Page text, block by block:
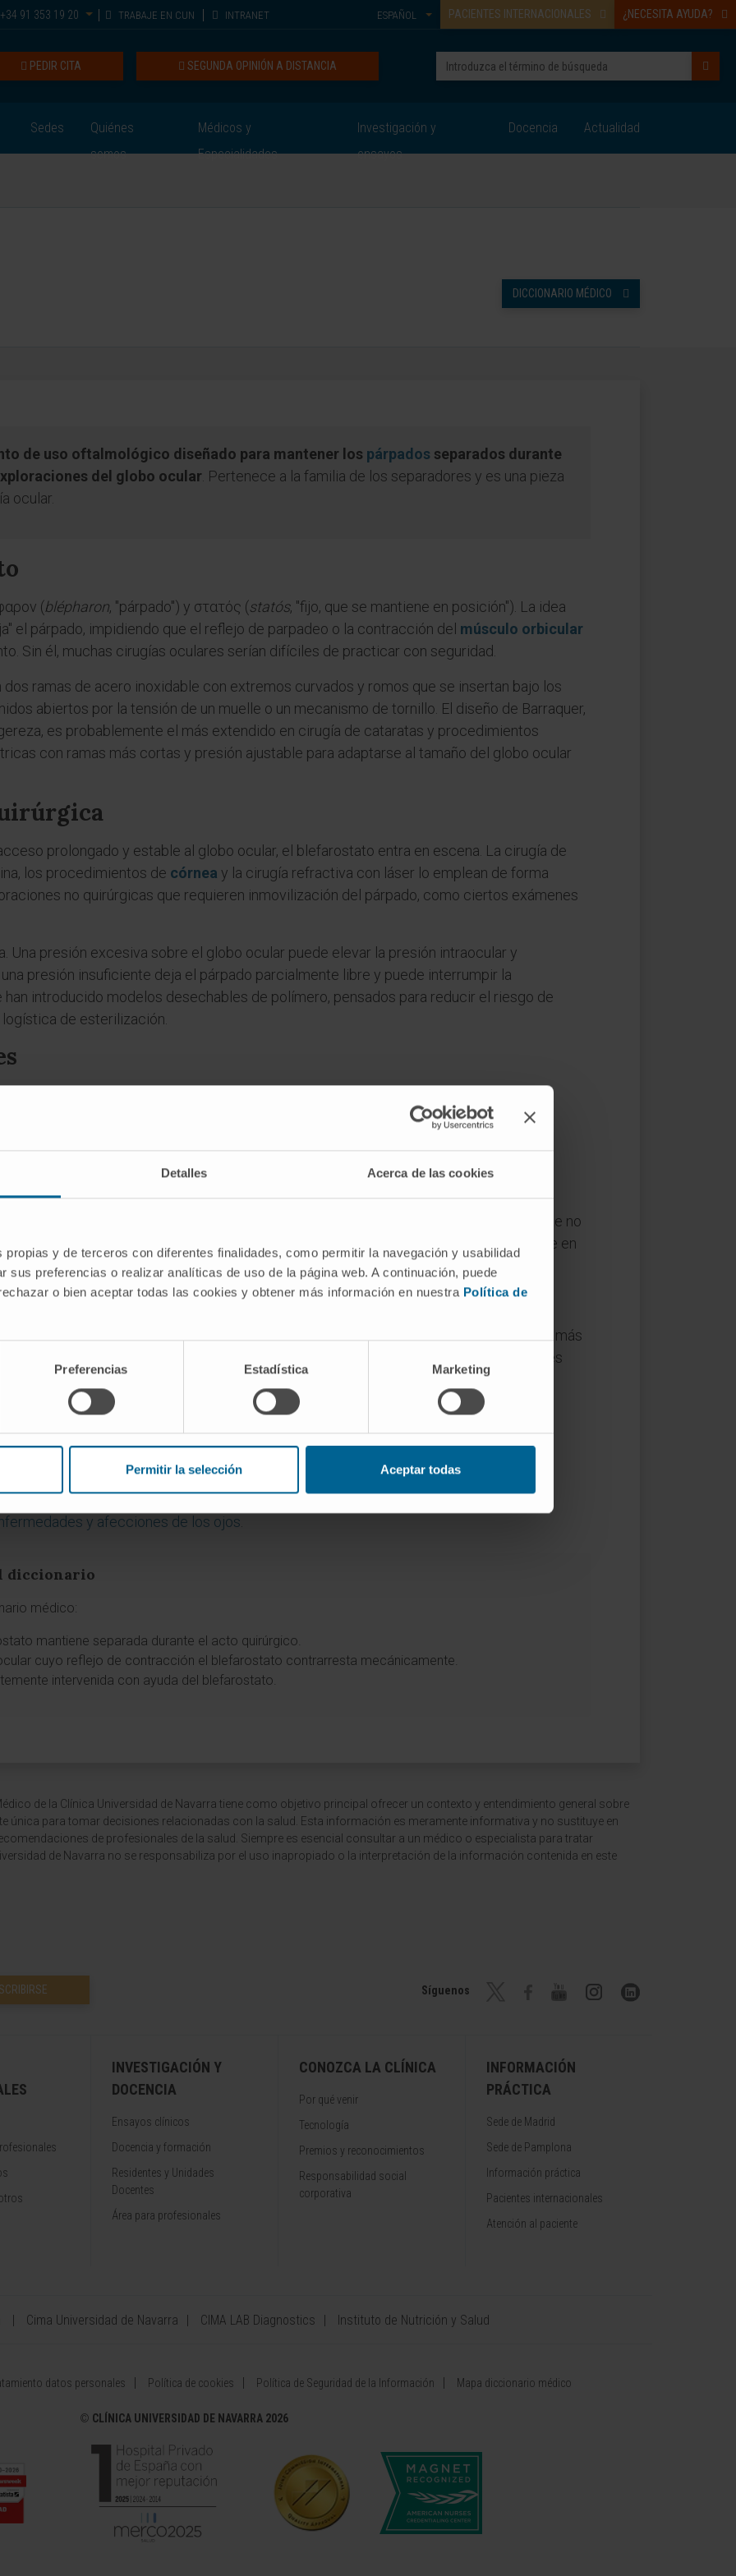
Detalles Acerca de las cookies
propias y de terceros con diferentes finalidades, como permitir la navegación y usabilidad
sus preferencias o realizar analíticas de uso de la página web. A continuación, puede
o bien aceptar todas las cookies y obtener más información en nuestra Política de
Preferencias Estadística Marketing
Permitir la selección Aceptar todas
+34 91 353 19 20 TRABAJE EN CUN INTRANET PACIENTES INTERNACIONALES ¿NECESITA AYUDA?
ESPAÑOL
SEGUNDA OPINIÓN A DISTANCIA
PEDIR CITA
Sedes
Quiénes
somos
Médicos y
Especialidades
Investigación y
ensayos
Docencia Actualidad
DICCIONARIO MÉDICO
de uso oftalmológico diseñado para mantener los párpados separados durante
del globo ocular . Pertenece a la familia de los separadores y es una pieza
ocular.
(blépharon, "párpado") y στατός (statós, "fijo, que se mantiene en posición"). La idea
el párpado, impidiendo que el reflejo de parpadeo o la contracción del músculo orbicular
Sin él, muchas cirugías oculares serían difíciles de practicar con seguridad.
ramas de acero inoxidable con extremos curvados y romos que se insertan bajo los
abiertos por la tensión de un muelle o un mecanismo de tornillo. El diseño de Barraquer,
es probablemente el más extendido en cirugía de cataratas y procedimientos
con ramas más cortas y presión ajustable para adaptarse al tamaño del globo ocular
prolongado y estable al globo ocular, el blefarostato entra en escena. La cirugía de
los procedimientos de córnea y la cirugía refractiva con láser lo emplean de forma
no quirúrgicas que requieren inmovilización del párpado, como ciertos exámenes
Una presión excesiva sobre el globo ocular puede elevar la presión intraocular y
presión insuficiente deja el párpado parcialmente libre y puede interrumpir la
han introducido modelos desechables de polímero, pensados para reducir el riesgo de
de esterilización.
blefarostato?
, "fijo, estable"). Es un término compuesto que describe con
fijar el párpado en posición abierta.
después de administrar anestesia tópica o locorregional, de modo que el paciente no
puede quedar una ligera sensación de presión en los párpados que se resuelve en
(alambre fino, ligero, ideal para cirugía de segmento anterior), el de Cook (ramas más
de retina) y los modelos desechables de polímero. Cada tipo responde a necesidades
del campo operatorio.
Trastornos palpebrales.
Salud ocular.
y afecciones de los ojos
diccionario
médico:
mantiene separada durante el acto quirúrgico.
cuyo reflejo de contracción el blefarostato contrarresta mecánicamente.
intervenida con ayuda del blefarostato.
de la Clínica Universidad de Navarra tiene como objetivo principal ofrecer un contexto y entendimiento general sobre
única para tomar decisiones relacionadas con la salud. Esta información es meramente informativa y no sustituye en
de profesionales de la salud. Siempre es esencial consultar a un médico o especialista para tratar
de Navarra no se responsabiliza por el uso inapropiado o la interpretación de la información contenida en este
Síguenos
INVESTIGACIÓN Y
DOCENCIA
Ensayos clínicos
Docencia y formación
Residentes y Unidades
Docentes
Área para profesionales
CONOZCA LA CLÍNICA
Por qué venir
Tecnología
Premios y reconocimientos
Responsabilidad social
corporativa
INFORMACIÓN
PRÁCTICA
Sede de Madrid
Sede de Pamplona
Información práctica
Pacientes internacionales
Atención al paciente
Cima Universidad de Navarra CIMA LAB Diagnostics Instituto de Nutrición y Salud
datos personales Política de cookies Política de Seguridad de la Información Mapa diccionario médico
© CLÍNICA UNIVERSIDAD DE NAVARRA 2026